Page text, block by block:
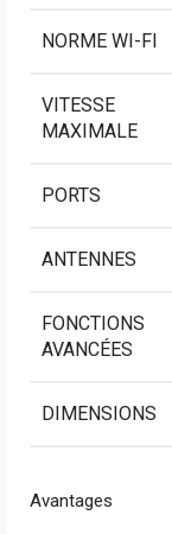
NORME WI-FI
VITESSE
MAXIMALE
PORTS
ANTENNES
FONCTIONS
AVANCÉES
DIMENSIONS
Avantages